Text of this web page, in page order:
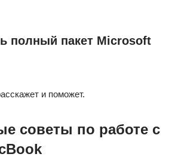
полный пакет Microsoft
и поможет.
советы по работе с